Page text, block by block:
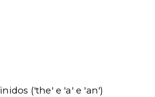
('the' e 'a' e 'an')